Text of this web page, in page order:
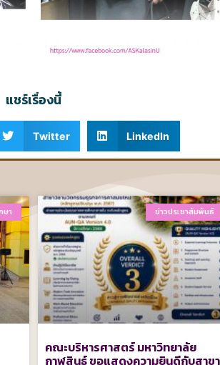
แชร์เรื่องนี้
Twitter LinkedIn
ษา ข่าวประชาสัมพันธ์
คณะบริหารศาสตร์ มหาวิทยาลัย
กาฬสินธุ์ ขอแสดงความยินดีกับสาขา